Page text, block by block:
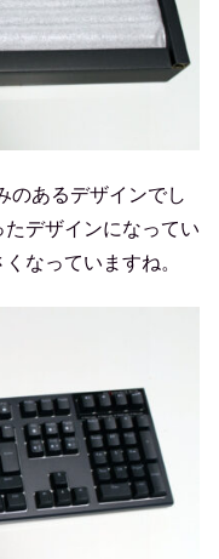
のあるデザインでし
デザインになってい
なっていますね。